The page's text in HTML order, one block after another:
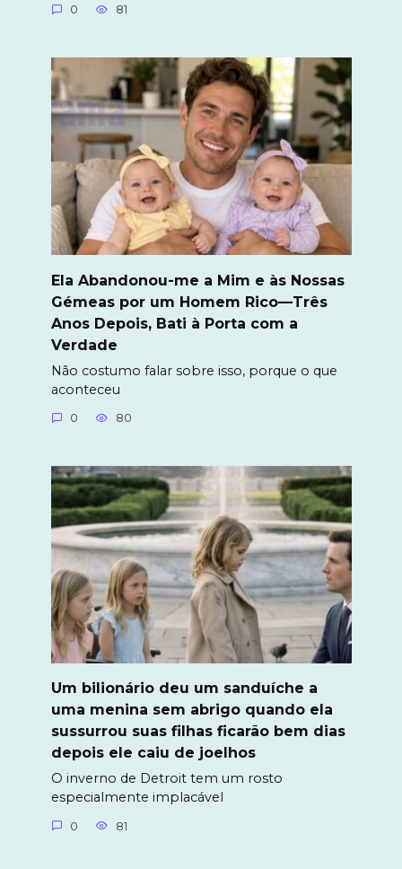
0 81
Ela Abandonou-me a Mim e às Nossas
Gémeas por um Homem Rico—Três
Anos Depois, Bati à Porta com a
Verdade
Não costumo falar sobre isso, porque o que
aconteceu
0 80
Um bilionário deu um sanduíche a
uma menina sem abrigo quando ela
sussurrou suas filhas ficarão bem dias
depois ele caiu de joelhos
O inverno de Detroit tem um rosto
especialmente implacável
0 81